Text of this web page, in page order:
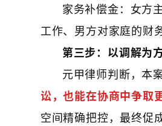
家务补偿金：女方
工作、男方对家庭的财
第三步：以调解为
元甲律师判断，本
讼，也能在协商中争取
空间精确把控，最终促